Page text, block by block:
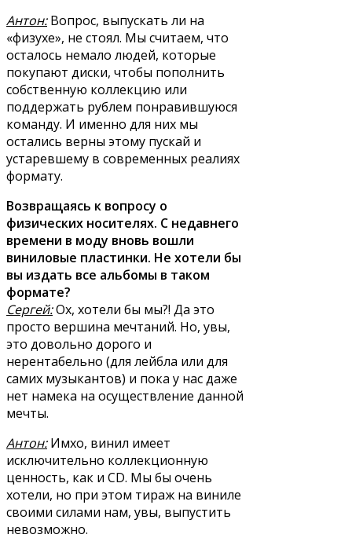
Антон:Вопрос, выпускать ли на
«физухе», не стоял. Мы считаем, что
осталось немало людей, которые
покупают диски, чтобы пополнить
собственную коллекцию или
поддержать рублем понравившуюся
команду. И именно для них мы
остались верны этому пускай и
устаревшему в современных реалиях
формату.
Возвращаясь к вопросу о
физических носителях. С недавнего
времени в моду вновь вошли
виниловые пластинки. Не хотели бы
вы издать все альбомы в таком
формате?
Сергей:Ох, хотели бы мы?! Да это
просто вершина мечтаний. Но, увы,
это довольно дорого и
нерентабельно (для лейбла или для
самих музыкантов) и пока у нас даже
нет намека на осуществление данной
мечты.
Антон:Имхо, винил имеет
исключительно коллекционную
ценность, как и CD. Мы бы очень
хотели, но при этом тираж на виниле
своими силами нам, увы, выпустить
невозможно.